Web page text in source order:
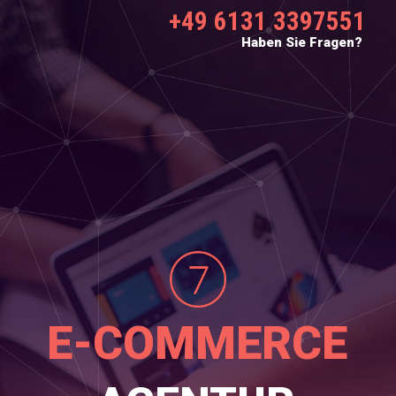
E-COMMERCE
+49 6131 3397551
Haben Sie Fragen?